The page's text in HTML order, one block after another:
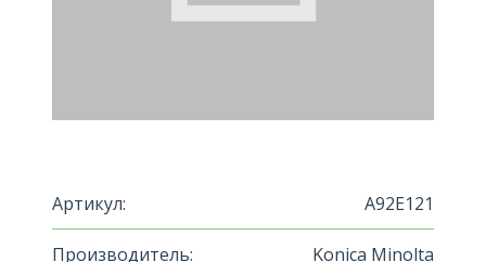
Артикул: A92E121
Производитель: Konica Minolta